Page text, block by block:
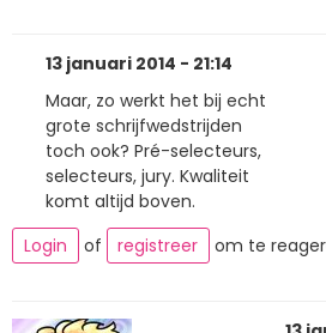
13 januari 2014 - 21:14
Maar, zo werkt het bij echt
grote schrijfwedstrijden
toch ook? Pré-selecteurs,
selecteurs, jury. Kwaliteit
komt altijd boven.
Login
of registreer om te